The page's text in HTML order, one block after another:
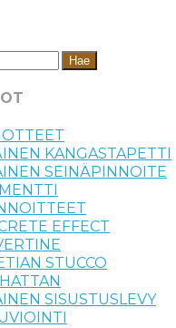
KANGASTAPETTI
SEINÄPINNOITE
EFFECT
STUCCO
SISUSTUSLEVY